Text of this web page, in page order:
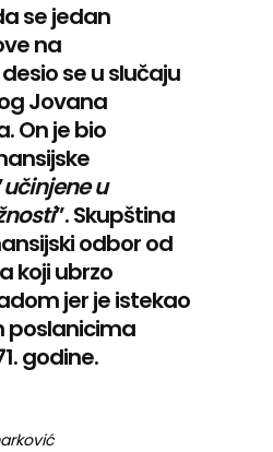
se jedan
na
se u slučaju
Jovana
On je bio
učinjene u
”. Skupština
odbor od
koji ubrzo
jer je istekao
poslanicima
godine.